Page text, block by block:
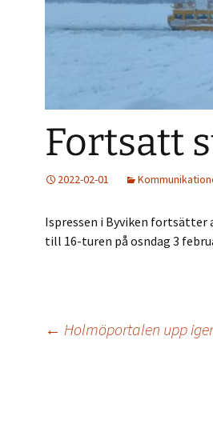
Holmökartor
Info från LBR
Holmöns
Om
Gamla
Fortsatt
2022-02-01
Ispressen i Byviken
till 16-turen på osndag 3
← Holmöportalen upp